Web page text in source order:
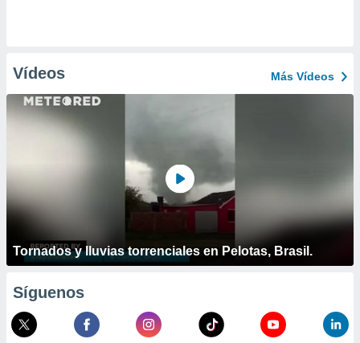
Vídeos Más Vídeos
Tornados y lluvias torrenciales en Pelotas, Brasil.
Síguenos